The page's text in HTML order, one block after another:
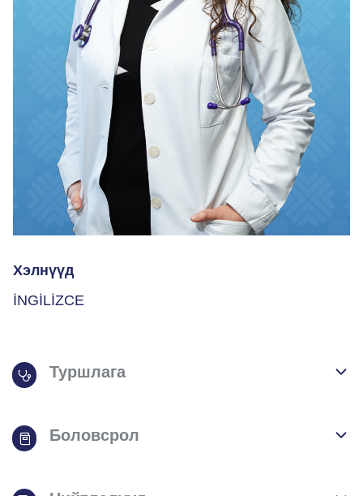
Хэлнүүд
İNGİLİZCE
Туршлага
Боловсрол